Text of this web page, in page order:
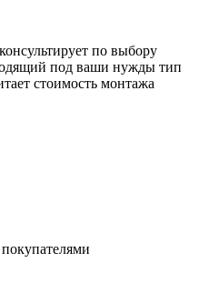
по выбору
под ваши нужды тип
стоимость монтажа